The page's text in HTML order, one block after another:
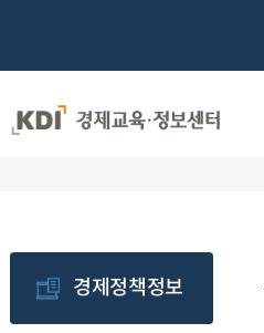
경제정책정보